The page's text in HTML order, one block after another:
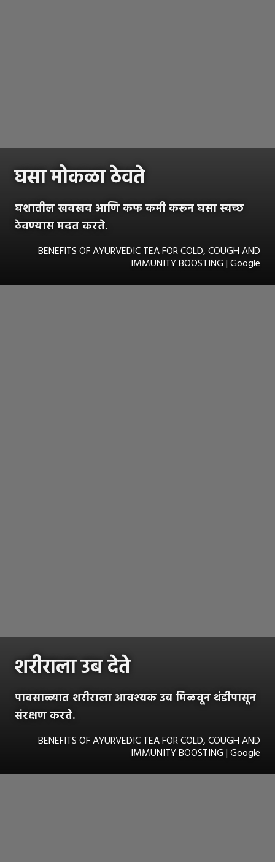
घसा मोकळा ठेवते
घशातील खवखव आणि कफ कमी करून घसा स्वच्छ
ठेवण्यास मदत करते.
BENEFITS OF AYURVEDIC TEA FOR COLD, COUGH AND
IMMUNITY BOOSTING | Google
शरीराला उब देते
पावसाळ्यात शरीराला आवश्यक उब मिळवून थंडीपासून
संरक्षण करते.
BENEFITS OF AYURVEDIC TEA FOR COLD, COUGH AND
IMMUNITY BOOSTING | Google